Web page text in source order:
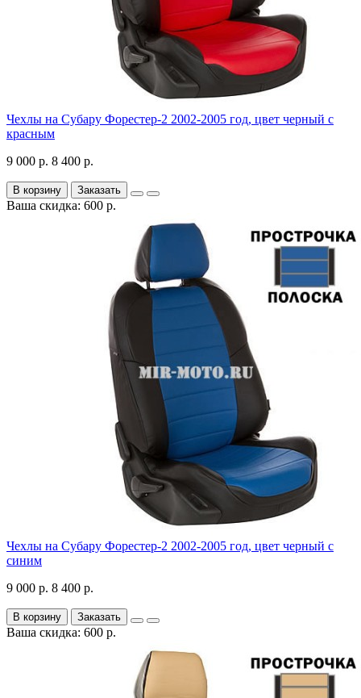
Чехлы на Субару Форестер-2 2002-2005 год, цвет черный с
красным
9 000 р. 8 400 р.
В корзину Заказать
Ваша скидка: 600 р.
Чехлы на Субару Форестер-2 2002-2005 год, цвет черный с
синим
9 000 р. 8 400 р.
В корзину Заказать
Ваша скидка: 600 р.